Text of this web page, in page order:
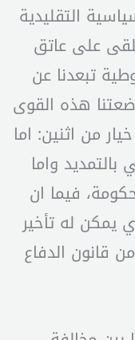
التقليدية
على عاتق
تبعدنا عن
هذه القوى
من اثنين: اما
واما
فيما ان
يمكن له تأخير
التسريح وفق احكام المادة 55 من قانون الدفاع